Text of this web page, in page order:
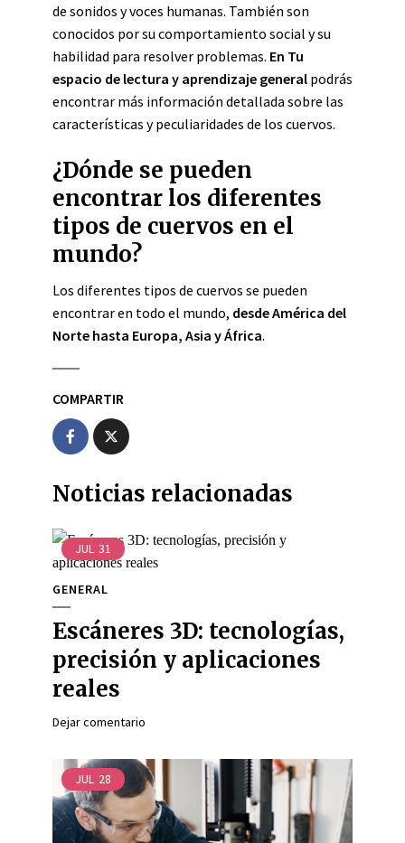
de sonidos y voces humanas. También son
conocidos por su comportamiento social y su
habilidad para resolver problemas. En Tu
espacio de lectura y aprendizaje general podrás
encontrar más información detallada sobre las
características y peculiaridades de los cuervos.
¿Dónde se pueden
encontrar los diferentes
tipos de cuervos en el
mundo?
Los diferentes tipos de cuervos se pueden
encontrar en todo el mundo, desde América del
Norte hasta Europa, Asia y África.
COMPARTIR
Noticias relacionadas
JUL 31
GENERAL
Escáneres 3D: tecnologías,
precisión y aplicaciones
reales
Dejar comentario
JUL 28